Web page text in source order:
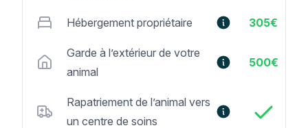
Hébergement propriétaire 305€
Garde à l’extérieur de votre
animal
500€
Rapatriement de l’animal vers
un centre de soins